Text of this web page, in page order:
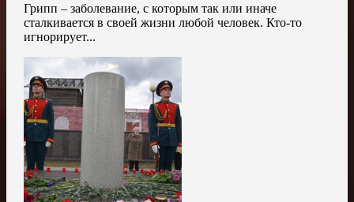
Грипп – заболевание, с которым так или иначе
сталкивается в своей жизни любой человек. Кто-то
игнорирует...